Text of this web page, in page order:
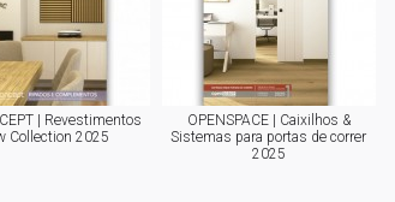
| Revestimentos
Collection 2025
OPENSPACE | Caixilhos &
Sistemas para portas de correr
2025